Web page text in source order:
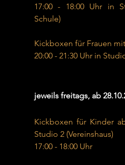
17:00 - 18:00 Uhr in
Schule)
Kickboxen für Frauen
20:00 - 21:30 Uhr in
jeweils freitags, ab
Kickboxen für Kinder
Studio 2 (Vereinshaus)
17:00 - 18:00 Uhr